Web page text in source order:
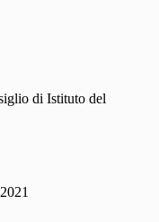
di Istituto del